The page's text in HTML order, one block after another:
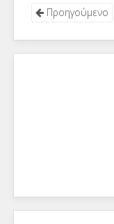
Προηγούμενο